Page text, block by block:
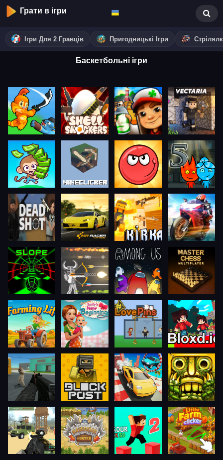
Грати в ігри
Ігри Для 2 Гравців Пригодницькі Ігри
Баскетбольні ігри